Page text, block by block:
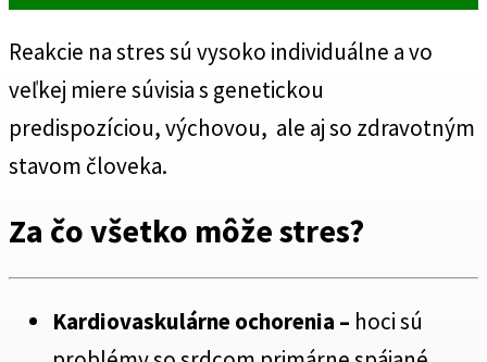
Reakcie na stres sú vysoko individuálne a vo
veľkej miere súvisia s genetickou
predispozíciou, výchovou, ale aj so zdravotným
stavom človeka.
Za čo všetko môže stres?
Kardiovaskulárne ochorenia – hoci sú